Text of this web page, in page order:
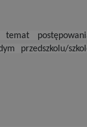
temat
przedszkolu/